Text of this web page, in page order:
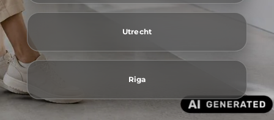
Utrecht
Riga